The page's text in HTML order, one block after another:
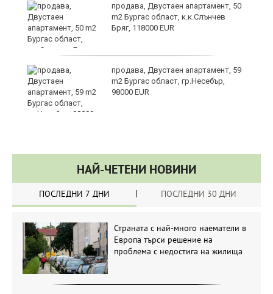
продава, Двустаен апартамент, 50
m2 Бургас област, к.к.Слънчев
Бряг, 118000 EUR
продава, Двустаен апартамент, 59
m2 Бургас област, гр.Несебър,
98000 EUR
НАЙ-ЧЕТЕНИ НОВИНИ
ПОСЛЕДНИ 7 ДНИ ПОСЛЕДНИ 30 ДНИ
Страната с най-много наематели в
Европа търси решение на
проблема с недостига на жилища